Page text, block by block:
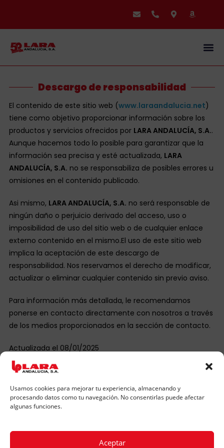
Usamos cookies para mejorar tu experiencia, almacenando y
procesando datos como tu navegación. No consentirlas puede afectar
algunas funciones.
Aceptar
Descargo de responsabilidad
El contenido de este sitio web (www.laraandalucia.net)
tiene como objetivo proporcionar información sobre los
productos y servicios ofrecidos por LARA ANDALUCÍA, S.A..
Aunque hacemos todo lo posible para garantizar que la
información sea precisa y esté actualizada, LARA
ANDALUCÍA, S.A. no se responsabiliza de posibles errores u
omisiones en el contenido publicado.
Asi mismo, LARA ANDALUCÍA, S.A. no será responsable de
ningún daño o perjuicio derivado del acceso, uso o
imposibilidad de uso del sitio web o de cualquier enlace
externo contenido en el mismo.El uso de este sitio web
implica la aceptación de este descargo de
responsabilidad. Nos reservamos el derecho de modificar,
actualizar o eliminar cualquier contenido sin previo aviso.
Para información más detallada, le recomendamos
ponerse en contacto directamente con nosotros a través
de los medios proporcionados en la sección de contacto.
Actualizada el 08/01/2025
BUENO
+34 954 43 66 11